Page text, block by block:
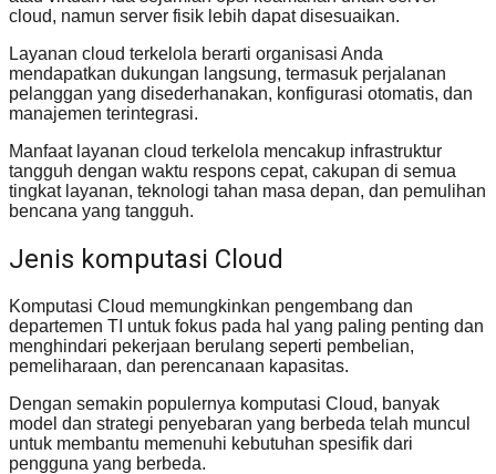
cloud, namun server fisik lebih dapat disesuaikan.
Layanan cloud terkelola berarti organisasi Anda
mendapatkan dukungan langsung, termasuk perjalanan
pelanggan yang disederhanakan, konfigurasi otomatis, dan
manajemen terintegrasi.
Manfaat layanan cloud terkelola mencakup infrastruktur
tangguh dengan waktu respons cepat, cakupan di semua
tingkat layanan, teknologi tahan masa depan, dan pemulihan
bencana yang tangguh.
Jenis komputasi Cloud
Komputasi Cloud memungkinkan pengembang dan
departemen TI untuk fokus pada hal yang paling penting dan
menghindari pekerjaan berulang seperti pembelian,
pemeliharaan, dan perencanaan kapasitas.
Dengan semakin populernya komputasi Cloud, banyak
model dan strategi penyebaran yang berbeda telah muncul
untuk membantu memenuhi kebutuhan spesifik dari
pengguna yang berbeda.